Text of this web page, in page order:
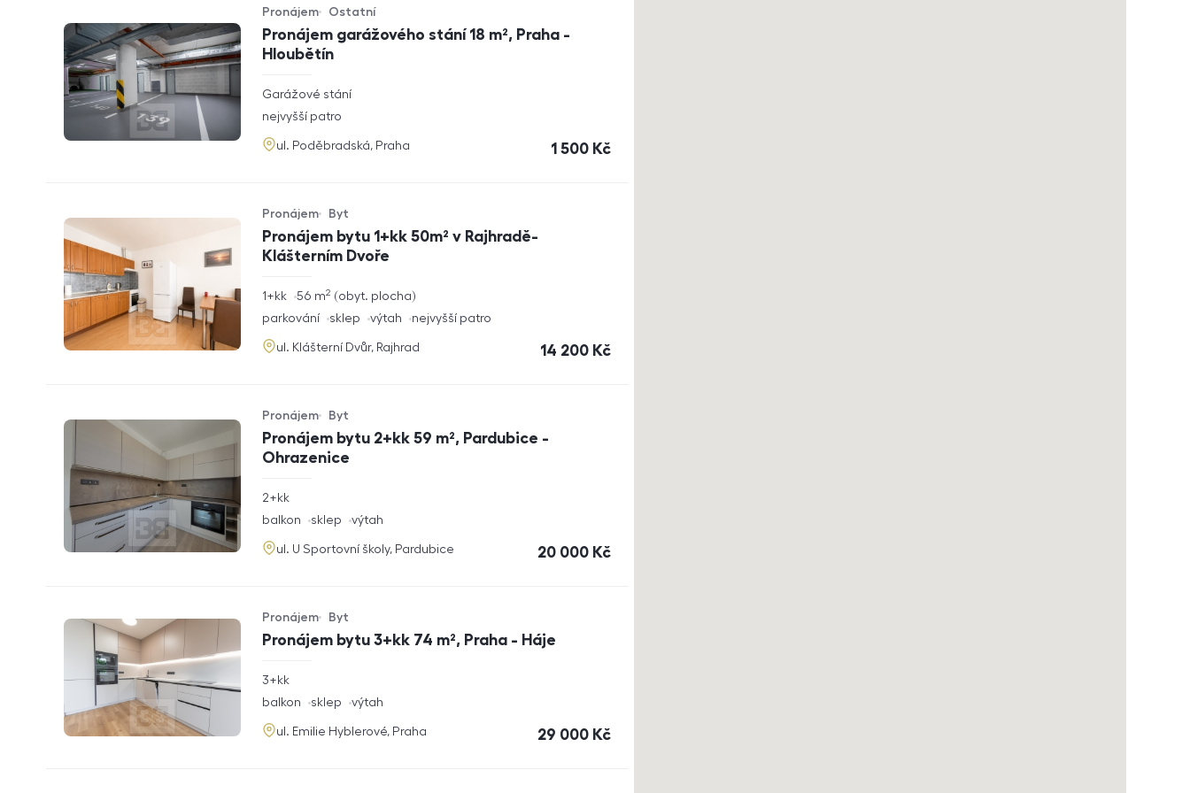
Pronájem garážového stání 18 m², Praha -
Hloubětín
Typ nabídky
Pronájem
Typ nemovitosti
Ostatní
rozměry
Garážové stání
funkce
nejvyšší patro
adresa
ul. Poděbradská, Praha cena
1 500 Kč
Pronájem bytu 1+kk 50m² v Rajhradě-
Klášterním Dvoře
Typ nabídky
Pronájem
Typ nemovitosti
Byt
rozměry
1+kk obyt. plocha
56 m2
funkce
parkování sklep výtah nejvyšší patro
adresa
ul. Klášterní Dvůr, Rajhrad cena
14 200 Kč
Pronájem bytu 2+kk 59 m², Pardubice -
Ohrazenice
Typ nabídky
Pronájem
Typ nemovitosti
Byt
rozměry
2+kk
funkce
balkon sklep výtah
adresa
ul. U Sportovní školy, Pardubice cena
20 000 Kč
Pronájem bytu 3+kk 74 m², Praha - Háje
Typ nabídky
Pronájem
Typ nemovitosti
Byt
rozměry
3+kk
funkce
balkon sklep výtah
adresa
ul. Emilie Hyblerové, Praha cena
29 000 Kč